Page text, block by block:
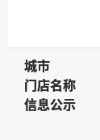
城市
城市
门店名称
门店名称
信息公示
信息公示